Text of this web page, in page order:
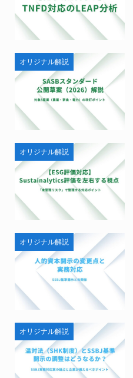
オリジナル解説
オリジナル解説
オリジナル解説
オリジナル解説